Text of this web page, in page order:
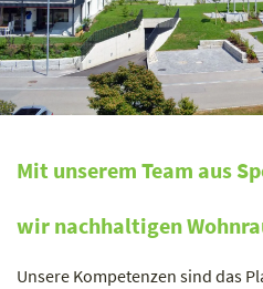
Mit unserem Team aus
wir nachhaltigen
Unsere Kompetenzen sind das